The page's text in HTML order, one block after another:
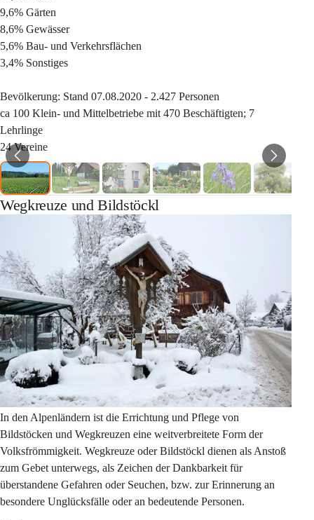
9,6% Gärten
8,6% Gewässer
5,6% Bau- und Verkehrsflächen
3,4% Sonstiges
Bevölkerung: Stand 07.08.2020 - 2.427 Personen
ca 100 Klein- und Mittelbetriebe mit 470 Beschäftigten; 7
Lehrlinge
24 Vereine
Wegkreuze und Bildstöckl
In den Alpenländern ist die Errichtung und Pflege von
Bildstöcken und Wegkreuzen eine weitverbreitete Form der
Volksfrömmigkeit. Wegkreuze oder Bildstöckl dienen als Anstoß
zum Gebet unterwegs, als Zeichen der Dankbarkeit für
überstandene Gefahren oder Seuchen, bzw. zur Erinnerung an
besondere Unglücksfälle oder an bedeutende Personen.